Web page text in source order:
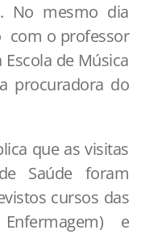
No mesmo dia
com o professor
de Música
procuradora do
que as visitas
Saúde foram
cursos das
e